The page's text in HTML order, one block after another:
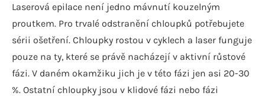
Laserová epilace není jedno mávnutí kouzelným
proutkem. Pro trvalé odstranění chloupků potřebujete
sérii ošetření. Chloupky rostou v cyklech a laser funguje
pouze na ty, které se právě nacházejí v aktivní růstové
fázi. V daném okamžiku jich je v této fázi jen asi 20-30
%. Ostatní chloupky jsou v klidové fázi nebo fázi